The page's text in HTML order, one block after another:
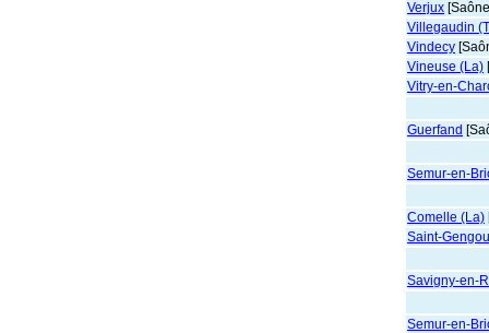
Verjux
Villegaudin
Vindecy
Vineuse (La)
Vitry-en-
Guerfand
Semur-en-
Comelle (La)
Saint-
Savigny-en-
Semur-en-